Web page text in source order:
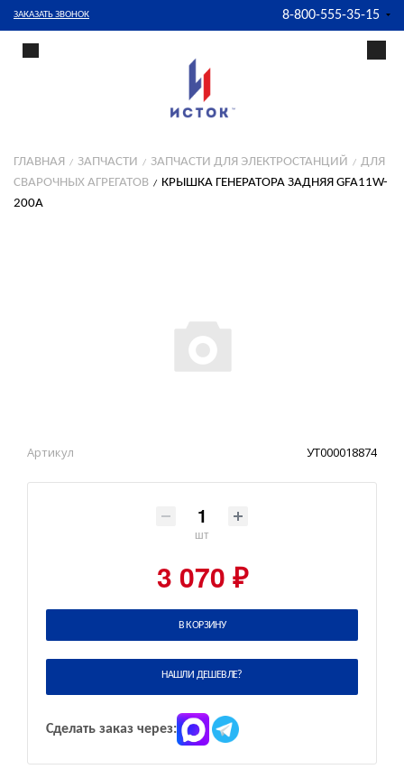
ЗАКАЗАТЬ ЗВОНОК 8-800-555-35-15
ГЛАВНАЯ ЗАПЧАСТИ ЗАПЧАСТИ ДЛЯ ЭЛЕКТРОСТАНЦИЙ
ДЛЯ
СВАРОЧНЫХ АГРЕГАТОВ
КРЫШКА ГЕНЕРАТОРА ЗАДНЯЯ GFA11W-
200A
Артикул УТ000018874
шт
3 070 ₽
В КОРЗИНУ
НАШЛИ ДЕШЕВЛЕ?
Сделать заказ через: